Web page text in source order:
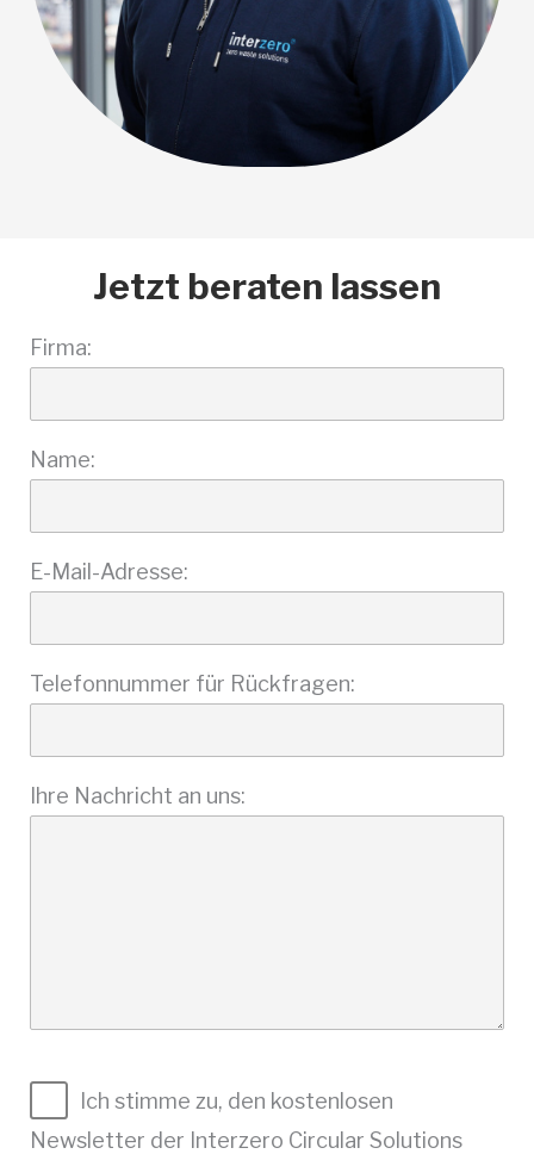
Jetzt beraten lassen
Firma:
Name:
E-Mail-Adresse:
Telefonnummer für Rückfragen:
Ihre Nachricht an uns:
Ich stimme zu, den kostenlosen
Newsletter der Interzero Circular Solutions